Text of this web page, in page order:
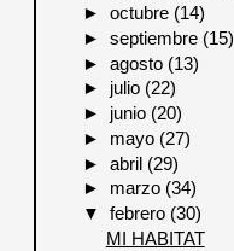
►octubre (14)
►septiembre (15)
►agosto (13)
► julio (22)
► junio (20)
► mayo (27)
►abril (29)
► marzo (34)
▼febrero (30)
MI HABITAT